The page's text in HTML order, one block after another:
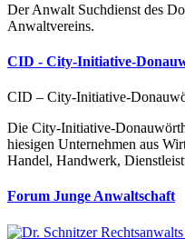
Der Anwalt Suchdienst des
Anwaltvereins.
CID - City-Initiative-
CID – City-Initiative-
Die City-Initiative-
hiesigen Unternehmen aus
Handel, Handwerk,
Forum Junge Anwaltschaft